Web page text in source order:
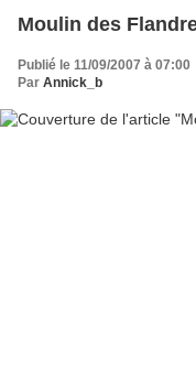
Moulin des
Publié le 11/09/2007 à 07:00
Par Annick_b